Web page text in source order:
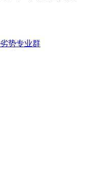
势专业群